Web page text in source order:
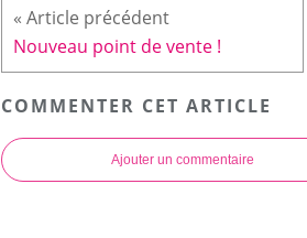
Nouveau point de vente !
COMMENTER CET ARTICLE
Ajouter un commentaire